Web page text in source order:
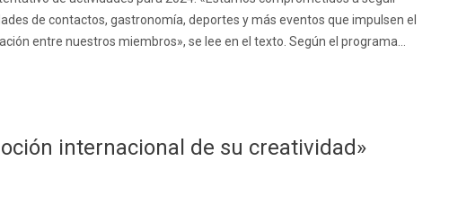
de contactos, gastronomía, deportes y más eventos que impulsen el
entre nuestros miembros», se lee en el texto. Según el programa...
internacional de su creatividad»